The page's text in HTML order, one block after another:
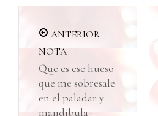
ANTERIOR
NOTA
Que es ese hueso
que me sobresale
en el paladar y
mandibula-